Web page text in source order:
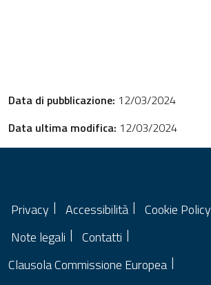
Data di pubblicazione: 12/03/2024
Data ultima modifica: 12/03/2024
Privacy Accessibilità
Cookie Policy
Note legali
Contatti
Clausola Commissione Europea